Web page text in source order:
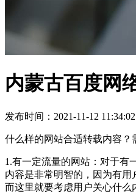
内蒙古百度网
发布时间：2021-11-12 11:34:02
什么样的网站合适转载内容？
1.有一定流量的网站：对于有
内容是非常明智的，因为有用
而这里就要考虑用户关心什